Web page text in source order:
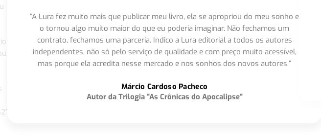
“A Lura fez muito mais que publicar meu livro, ela se apropriou do meu sonho e
o tornou algo muito maior do que eu poderia imaginar. Não fechamos um
contrato, fechamos uma parceria. Indico a Lura editorial a todos os autores
independentes, não só pelo serviço de qualidade e com preço muito acessível,
mas porque ela acredita nesse mercado e nos sonhos dos novos autores.”
Márcio Cardoso Pacheco
Autor da Trilogia "As Crônicas do Apocalipse"